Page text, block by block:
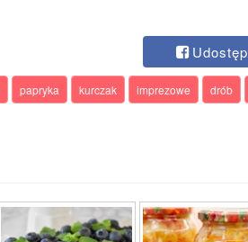
papryka kurczak imprezowe drób